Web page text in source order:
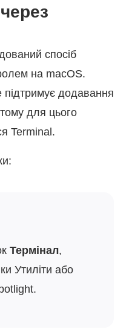
спосіб
на macOS.
підтримує додавання
для цього
Terminal.
Термінал,
Утиліти або